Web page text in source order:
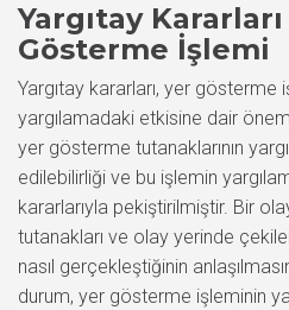
Yargıtay Kararları
Gösterme İşlemi
Yargıtay kararları, yer gösterme
yargılamadaki etkisine dair
yer gösterme tutanaklarının
edilebilirliği ve bu işlemin
kararlarıyla pekiştirilmiştir. Bir
tutanakları ve olay yerinde
nasıl gerçekleştiğinin
durum, yer gösterme işleminin